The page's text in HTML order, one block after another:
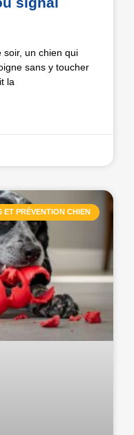
soir, un chien qui
sans y toucher
la
ET PRÉVENTION CHIEN